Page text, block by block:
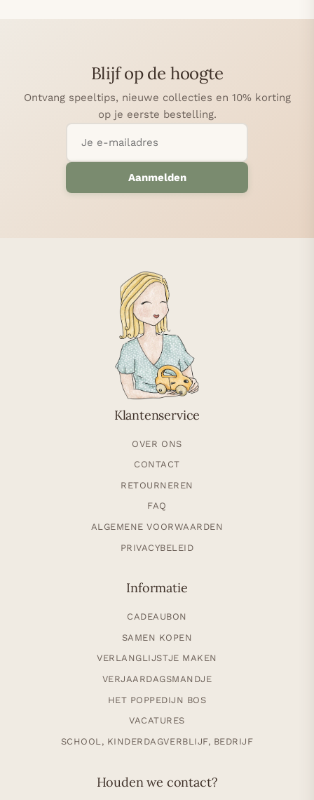
Blijf op de hoogte
Ontvang speeltips, nieuwe collecties en 10% korting
op je eerste bestelling.
Aanmelden
Klantenservice
OVER ONS
CONTACT
RETOURNEREN
FAQ
ALGEMENE VOORWAARDEN
PRIVACYBELEID
Informatie
CADEAUBON
SAMEN KOPEN
VERLANGLIJSTJE MAKEN
VERJAARDAGSMANDJE
HET POPPEDIJN BOS
VACATURES
SCHOOL, KINDERDAGVERBLIJF, BEDRIJF
Houden we contact?